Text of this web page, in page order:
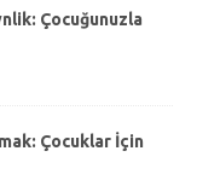
Çocuğunuzla
Çocuklar İçin